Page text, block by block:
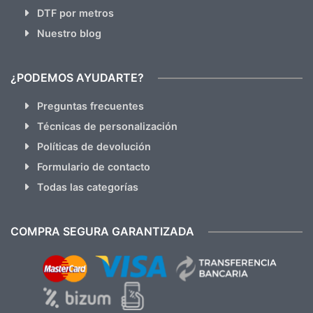
DTF por metros
Nuestro blog
¿PODEMOS AYUDARTE?
Preguntas frecuentes
Técnicas de personalización
Políticas de devolución
Formulario de contacto
Todas las categorías
COMPRA SEGURA GARANTIZADA